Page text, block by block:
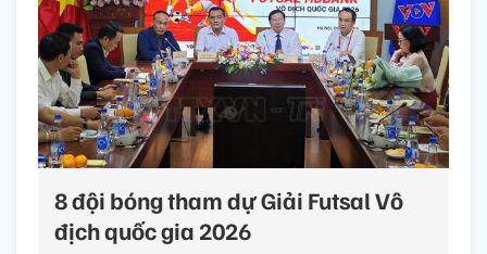
8 đội bóng tham dự Giải Futsal Vô
địch quốc gia 2026